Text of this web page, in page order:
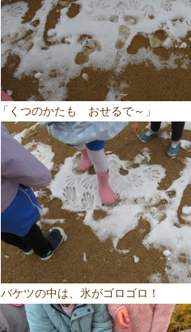
「くつのかたも おせるで～」
バケツの中は、氷がゴロゴロ！